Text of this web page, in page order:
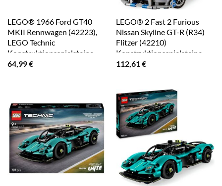
LEGO® 1966 Ford GT40
MKII Rennwagen (42223),
LEGO Technic
Konstruktionsspielsteine,
(793 St), Made in Europe
64,99€
LEGO® 2 Fast 2 Furious
Nissan Skyline GT-R (R34)
Flitzer (42210)
Konstruktionsspielsteine,
(1410 St), LEGO Technic,
112,61€